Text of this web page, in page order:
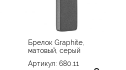
Брелок Graphite,
матовый, серый
Артикул: 680.11